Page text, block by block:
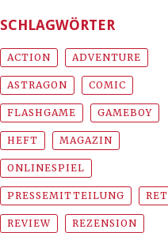
SCHLAGWÖRTER
ACTION ADVENTURE
ASTRAGON COMIC
FLASHGAME GAMEBOY
HEFT MAGAZIN
ONLINESPIEL
PRESSEMITTEILUNG
REVIEW REZENSION